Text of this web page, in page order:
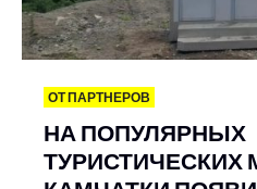
ОТ ПАРТНЕРОВ
НА ПОПУЛЯРНЫХ
ТУРИСТИЧЕСКИХ